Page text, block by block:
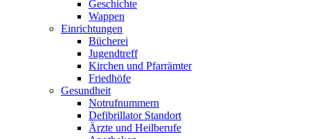
Geschichte
Wappen
Einrichtungen
Bücherei
Jugendtreff
Kirchen und Pfarrämter
Friedhöfe
Gesundheit
Notrufnummern
Defibrillator Standort
Ärzte und Heilberufe